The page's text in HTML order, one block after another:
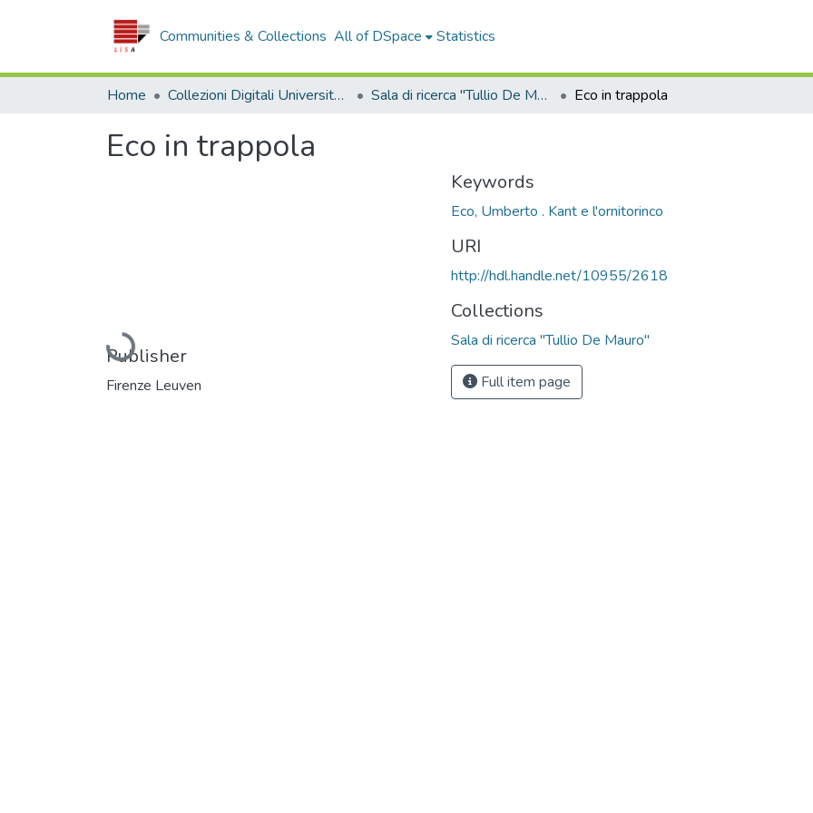
Communities & Collections All of DSpace Statistics
Home Collezioni Digitali Università della Calabria Sala di ricerca "Tullio De Mauro" Eco in trappola
Eco in trappola
Loading...
Publisher
Firenze Leuven
Keywords
Eco, Umberto . Kant e l'ornitorinco
URI
http://hdl.handle.net/10955/2618
Collections
Sala di ricerca "Tullio De Mauro"
Full item page